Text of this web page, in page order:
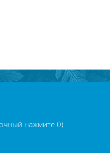
нажмите 0)